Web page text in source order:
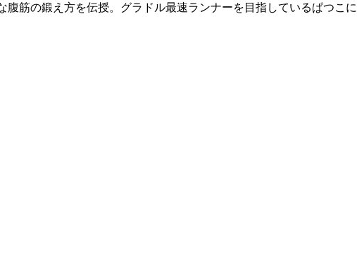
筋の鍛え方を伝授。グラドル最速ランナーを目指しているぱつこに